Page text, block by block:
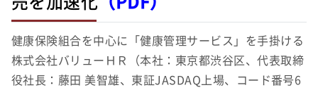
健康保険組合を中心に「健康管理サービス」を手掛ける
株式会社バリューＨＲ（本社：東京都渋谷区、代表取締
役社長：藤田 美智雄、東証JASDAQ上場、コード番号6